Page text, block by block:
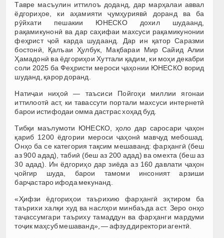
Тавре масъулин иттилоъ доданд, дар марҳалаи аввал
ёдгориҳое, ки аҳамияти ҷумҳуриявӣ доранд ва ба
рӯйхати пешакии ЮНЕСКО дохил шудаанд,
рақамикунонӣ ва дар саҳифаи махсуси рақамикунонии
феҳрист ҷой карда шудаанд. Дар ин қатор Саразми
бостонӣ, Қалъаи Ҳулбук, Мақбараи Мир Сайид Алии
Ҳамадонӣ ва ёдгориҳои Хуттали қадим, ки моҳи декабри
соли 2025 ба Феҳристи мероси ҷаҳонии ЮНЕСКО ворид
шуданд, қарор доранд.
Натиҷаи ниҳоӣ — таъсиси Пойгоҳи миллии ягонаи
иттилоотӣ аст, ки тавассути портали махсуси интернетӣ
барои истифодаи омма дастрас хоҳад буд.
Тибқи маълумоти ЮНЕСКО, ҳоло дар саросари ҷаҳон
қариб 1200 ёдгории мероси ҷаҳонӣ мавҷуд мебошад.
Онҳо ба се категория тақсим мешаванд: фарҳангӣ (беш
аз 900 адад), табиӣ (беш аз 200 адад) ва омехта (беш аз
30 адад). Ин ёдгориҳо дар зиёда аз 160 давлати ҷаҳон
ҷойгир шуда, барои тамоми инсоният арзиши
барҷастаро ифода мекунанд.
«Ҳифзи ёдгориҳои таърихию фарҳангӣ эҳтиром ба
таърихи халқи худ ва наслҳои минбаъда аст. Зеро онҳо
таҷассумгари таъриху тамаддун ва фарҳанги мардуми
тоҷик маҳсуб мешаванд», — афзуд директори агентӣ.